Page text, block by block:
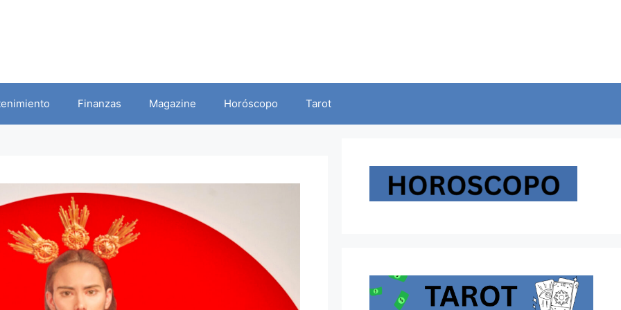
Finanzas Magazine Horóscopo Tarot